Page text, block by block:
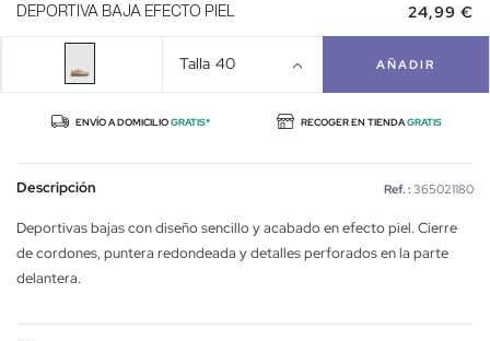
DEPORTIVA BAJA EFECTO PIEL 24,99 €
Talla 40 AÑADIR
ENVÍO A DOMICILIOGRATIS* RECOGER EN TIENDAGRATIS
Descripción Ref. : 365021180
Deportivas bajas con diseño sencillo y acabado en efecto piel. Cierre
de cordones, puntera redondeada y detalles perforados en la parte
delantera.